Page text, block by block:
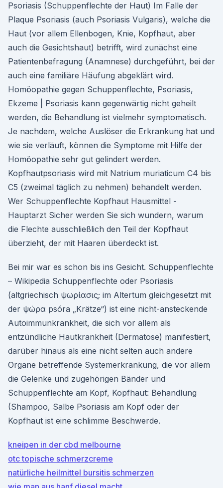
Psoriasis (Schuppenflechte der Haut) Im Falle der
Plaque Psoriasis (auch Psoriasis Vulgaris), welche die
Haut (vor allem Ellenbogen, Knie, Kopfhaut, aber
auch die Gesichtshaut) betrifft, wird zunächst eine
Patientenbefragung (Anamnese) durchgeführt, bei der
auch eine familiäre Häufung abgeklärt wird.
Homöopathie gegen Schuppenflechte, Psoriasis,
Ekzeme | Psoriasis kann gegenwärtig nicht geheilt
werden, die Behandlung ist vielmehr symptomatisch.
Je nachdem, welche Auslöser die Erkrankung hat und
wie sie verläuft, können die Symptome mit Hilfe der
Homöopathie sehr gut gelindert werden.
Kopfhautpsoriasis wird mit Natrium muriaticum C4 bis
C5 (zweimal täglich zu nehmen) behandelt werden.
Wer Schuppenflechte Kopfhaut Hausmittel -
Hauptarzt Sicher werden Sie sich wundern, warum
die Flechte ausschließlich den Teil der Kopfhaut
überzieht, der mit Haaren überdeckt ist.
Bei mir war es schon bis ins Gesicht. Schuppenflechte
– Wikipedia Schuppenflechte oder Psoriasis
(altgriechisch ψωρίασις; im Altertum gleichgesetzt mit
der ψώρα psóra „Krätze“) ist eine nicht-ansteckende
Autoimmunkrankheit, die sich vor allem als
entzündliche Hautkrankheit (Dermatose) manifestiert,
darüber hinaus als eine nicht selten auch andere
Organe betreffende Systemerkrankung, die vor allem
die Gelenke und zugehörigen Bänder und
Schuppenflechte am Kopf, Kopfhaut: Behandlung
(Shampoo, Salbe Psoriasis am Kopf oder der
Kopfhaut ist eine schlimme Beschwerde.
kneipen in der cbd melbourne
otc topische schmerzcreme
natürliche heilmittel bursitis schmerzen